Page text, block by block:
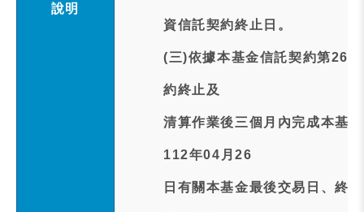
說明
資信託契約終止日。
(三)依據本基金信託契約第26
約終止及
清算作業後三個月內完成本基
112年04月26
日有關本基金最後交易日、終